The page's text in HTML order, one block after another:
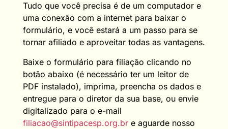
Tudo que você precisa é de um computador e
uma conexão com a internet para baixar o
formulário, e você estará a um passo para se
tornar afiliado e aproveitar todas as vantagens.
Baixe o formulário para filiação clicando no
botão abaixo (é necessário ter um leitor de
PDF instalado), imprima, preencha os dados e
entregue para o diretor da sua base, ou envie
digitalizado para o e-mail
filiacao@sintipacesp.org.br e aguarde nosso